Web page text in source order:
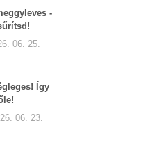
-
06. 25.
Így
06. 23.